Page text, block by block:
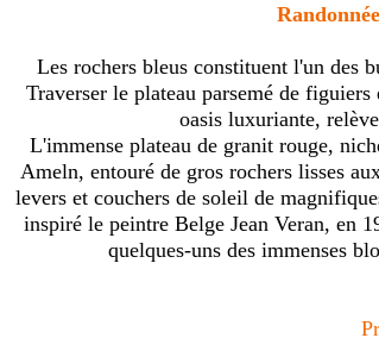
Les rochers bleus constituent l'un des
Traverser le plateau parsemé de
oasis luxuriante,
L'immense plateau de granit rouge,
Ameln, entouré de gros rochers lisses
levers et couchers de soleil de
inspiré le peintre Belge Jean Veran, en
quelques-uns des immenses